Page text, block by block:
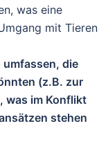
was eine
mit Tieren
die
(z.B. zur
was im Konflikt
stehen